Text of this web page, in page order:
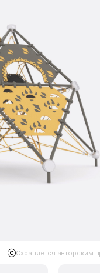
Охраняется авторским